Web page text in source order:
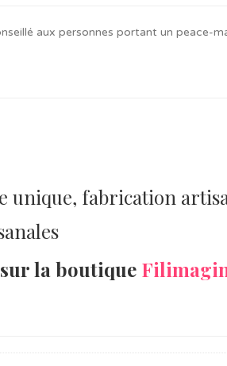
aux personnes portant un peace-
unique, fabrication
la boutique